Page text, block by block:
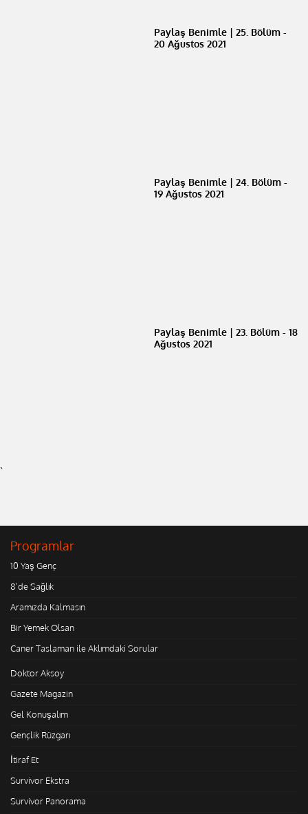
Paylaş Benimle | 25. Bölüm -
20 Ağustos 2021
Paylaş Benimle | 24. Bölüm -
19 Ağustos 2021
Paylaş Benimle | 23. Bölüm - 18
Ağustos 2021
`
Programlar
10 Yaş Genç
8'de Sağlık
Aramızda Kalmasın
Bir Yemek Olsan
Caner Taslaman ile Aklımdaki Sorular
Doktor Aksoy
Gazete Magazin
Gel Konuşalım
Gençlik Rüzgarı
İtiraf Et
Survivor Ekstra
Survivor Panorama